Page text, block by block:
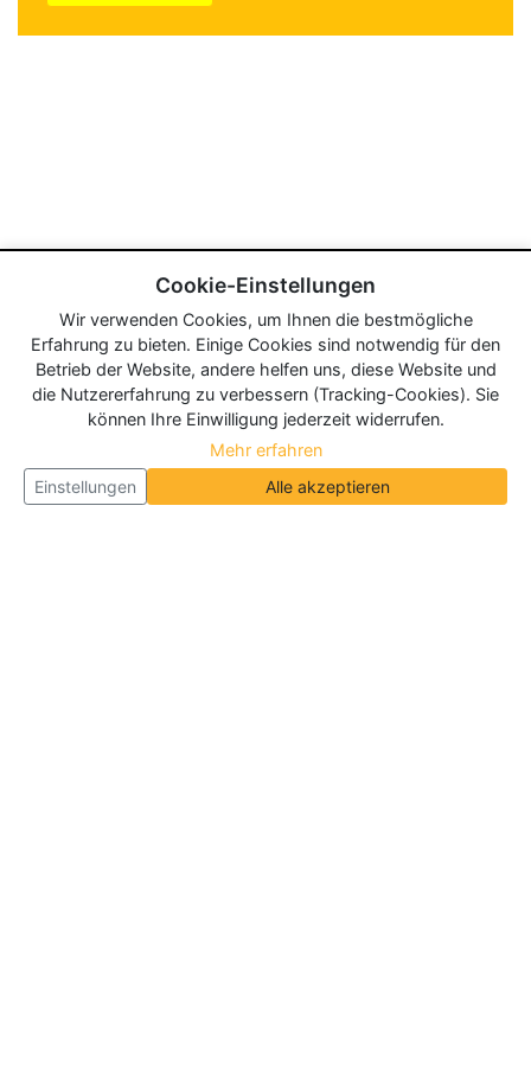
Cookie-Einstellungen
Wir verwenden Cookies, um Ihnen die bestmögliche
Erfahrung zu bieten. Einige Cookies sind notwendig für den
Betrieb der Website, andere helfen uns, diese Website und
die Nutzererfahrung zu verbessern (Tracking-Cookies). Sie
können Ihre Einwilligung jederzeit widerrufen.
Mehr erfahren
Einstellungen
Alle akzeptieren